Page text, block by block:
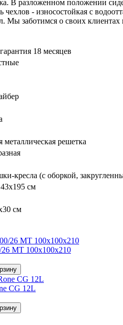
В разложенном положении
чехлов - износостойкая с
Мы заботимся о своих
18 месяцев
металлическая решетка
кресла (с оборкой,
см
см
26 МТ 100х100х210
CG 12L